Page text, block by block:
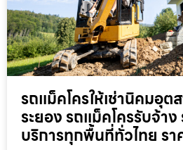
รถแม็คโครให้เช่านิคมอุต
ระยอง รถแม็คโครรับจ้าง
บริการทุกพื้นที่ทั่วไทย รา